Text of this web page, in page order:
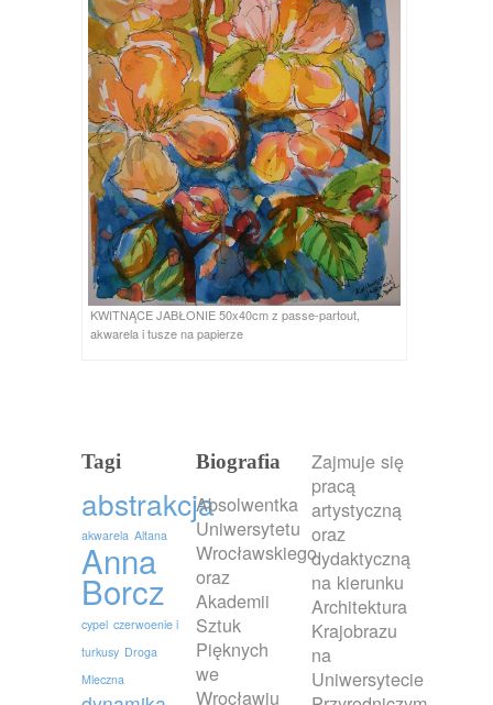
KWITNĄCE JABŁONIE 50x40cm z passe-partout,
akwarela i tusze na papierze
Tagi
abstrakcja
akwarela Altana
Anna
Borcz
cypel czerwoenie i
turkusy Droga
Mleczna
Biografia
Absolwentka
Uniwersytetu
Wrocławskiego
oraz
Akademii
Sztuk
Pięknych
we
Wrocławiu
Zajmuje się
pracą
artystyczną
oraz
dydaktyczną
na kierunku
Architektura
Krajobrazu
na
Uniwersytecie